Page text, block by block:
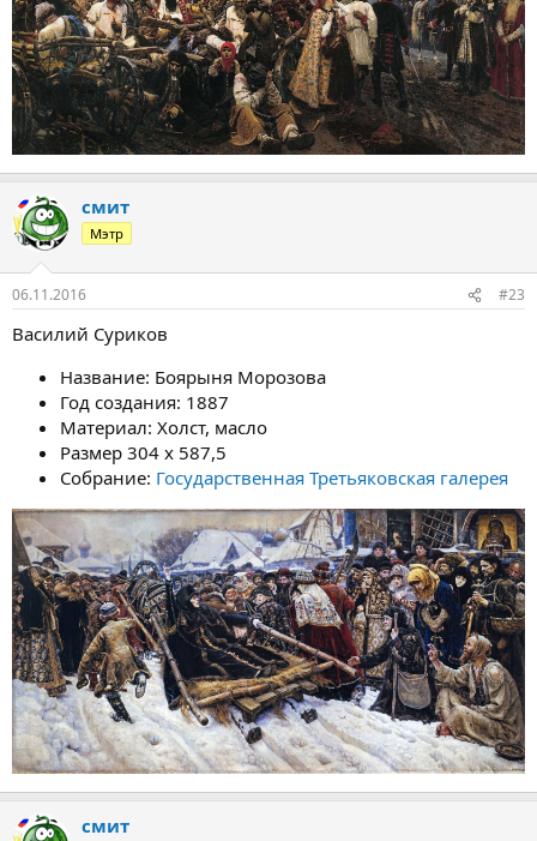
смит
Мэтр
06.11.2016 #23
Василий Суриков
Название: Боярыня Морозова
Год создания: 1887
Материал: Холст, масло
Размер 304 x 587,5
Собрание: Государственная Третьяковская галерея
смит